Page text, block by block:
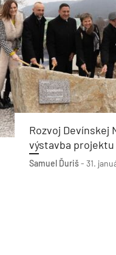
Rozvoj Devínskej
výstavba
Samuel Ďuriš- 31.